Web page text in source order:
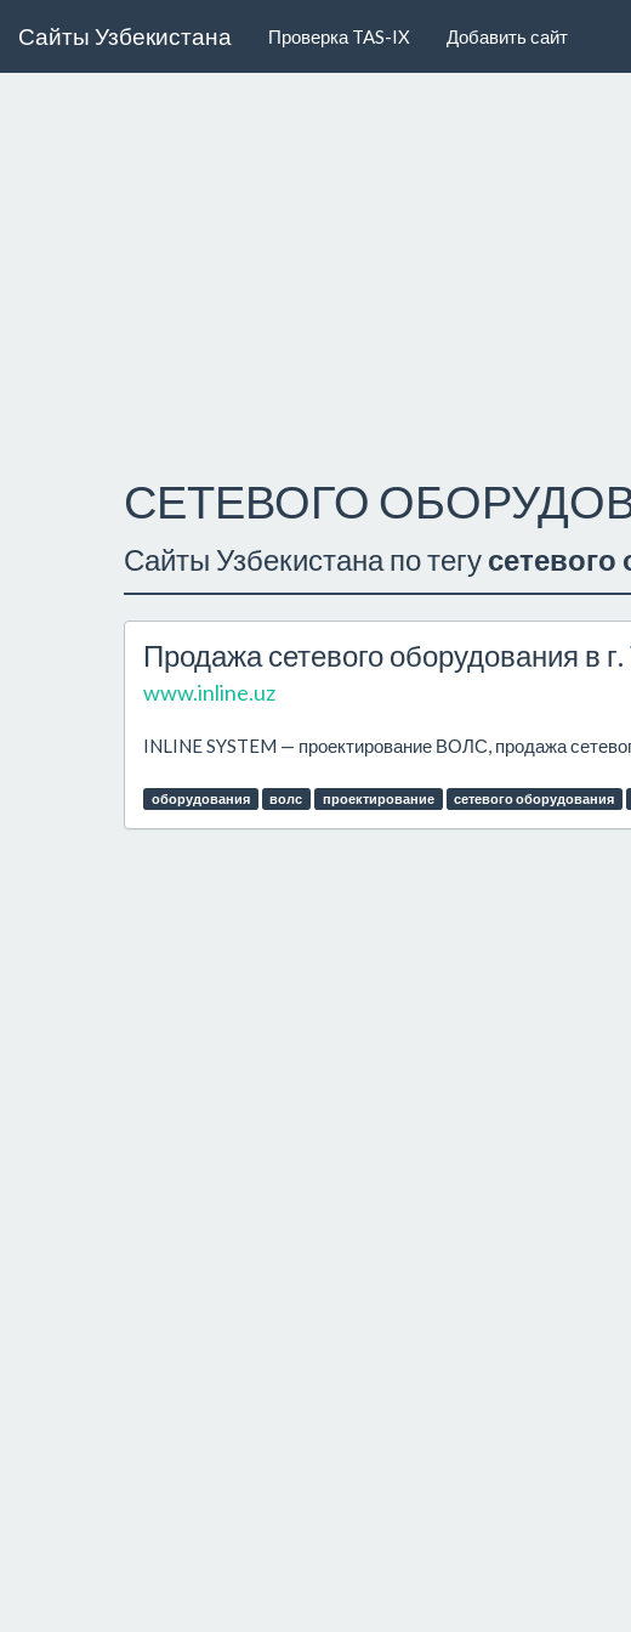
Сайты Узбекистана Проверка TAS-IX Добавить сайт
СЕТЕВОГО
Сайты Узбекистана по тегу
Продажа сетевого оборудования в
www.inline.uz
INLINE SYSTEM — проектирование ВОЛС, продажа
оборудования волс проектирование сетевого оборудования